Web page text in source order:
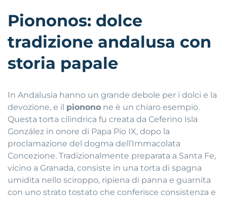
Piononos: dolce
tradizione andalusa con
storia papale
In Andalusia hanno un grande debole per i dolci e la
devozione, e il pionono ne è un chiaro esempio.
Questa torta cilindrica fu creata da Ceferino Isla
González in onore di Papa Pio IX, dopo la
proclamazione del dogma dell’Immacolata
Concezione. Tradizionalmente preparata a Santa Fe,
vicino a Granada, consiste in una torta di spagna
umidita nello sciroppo, ripiena di panna e guarnita
con uno strato tostato che conferisce consistenza e